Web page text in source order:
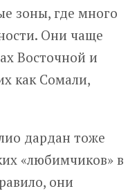
зоны, где много
Они чаще
Восточной и
как Сомали,
дардан тоже
«любимчиков» в
они